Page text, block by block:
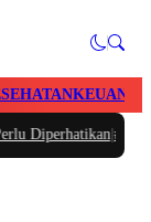
Diperhatikan|#2 -